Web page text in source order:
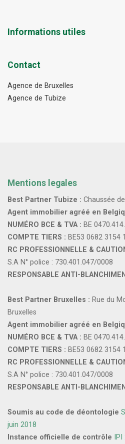
Informations utiles
Contact
Agence de Bruxelles
Agence de Tubize
Mentions legales
Best Partner Tubize : Chaussée
Agent immobilier agréé en
NUMÉRO BCE & TVA : BE
COMPTE TIERS : BE53 0682 3154
RC PROFESSIONNELLE &
S.A N° police : 730.401.047/0008
RESPONSABLE ANTI-
Best Partner Bruxelles : Rue du
Bruxelles
Agent immobilier agréé en
NUMÉRO BCE & TVA : BE
COMPTE TIERS : BE53 0682 3154
RC PROFESSIONNELLE &
S.A N° police : 730.401.047/0008
RESPONSABLE ANTI-
Soumis au code de déontologie
juin 2018
Instance officielle de contrôle